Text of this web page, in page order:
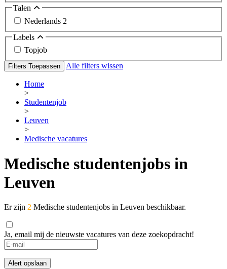
Talen
Nederlands 2
Labels
Topjob
Filters Toepassen Alle filters wissen
Home
>
Studentenjob
>
Leuven
>
Medische vacatures
Medische studentenjobs in
Leuven
Er zijn 2 Medische studentenjobs in Leuven beschikbaar.
Ja, email mij de nieuwste vacatures van deze zoekopdracht!
Alert opslaan